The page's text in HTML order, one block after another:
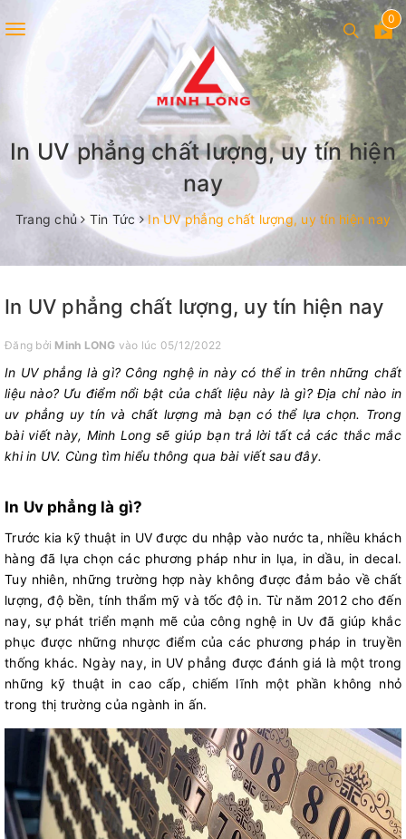
Toggle
0
In UV phẳng chất lượng, uy tín hiện
nay
Trang chủ Tin Tức In UV phẳng chất lượng, uy tín hiện nay
In UV phẳng chất lượng, uy tín hiện nay
Đăng bởi Minh LONG vào lúc 05/12/2022
In UV phẳng là gì? Công nghệ in này có thể in trên những chất
liệu nào? Ưu điểm nổi bật của chất liệu này là gì? Địa chỉ nào in
uv phẳng uy tín và chất lượng mà bạn có thể lựa chọn. Trong
bài viết này, Minh Long sẽ giúp bạn trả lời tất cả các thắc mắc
khi in UV. Cùng tìm hiểu thông qua bài viết sau đây.
In Uv phẳng là gì?
Trước kia kỹ thuật in UV được du nhập vào nước ta, nhiều khách
hàng đã lựa chọn các phương pháp như in lụa, in dầu, in decal.
Tuy nhiên, những trường hợp này không được đảm bảo về chất
lượng, độ bền, tính thẩm mỹ và tốc độ in. Từ năm 2012 cho đến
nay, sự phát triển mạnh mẽ của công nghệ in Uv đã giúp khắc
phục được những nhược điểm của các phương pháp in truyền
thống khác. Ngày nay, in UV phẳng được đánh giá là một trong
những kỹ thuật in cao cấp, chiếm lĩnh một phần không nhỏ
trong thị trường của ngành in ấn.